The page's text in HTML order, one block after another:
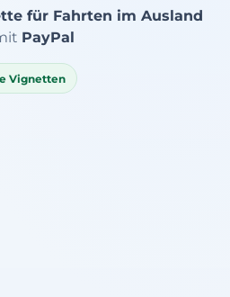
für Fahrten im Ausland
PayPal
Vignetten